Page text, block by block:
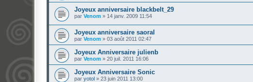
Joyeux anniversaire blackbelt_29
par Venom » 14 janv. 2009 11:54
Joyeux anniversaire saoral
par Venom » 03 août 2011 02:47
Joyeux Anniversaire julienb
par Venom » 20 juil. 2011 16:06
Joyeux Anniversaire Sonic
par yotol » 23 juin 2011 13:00